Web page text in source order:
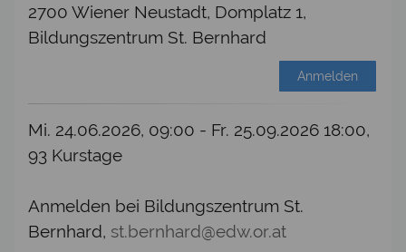
2700 Wiener Neustadt, Domplatz 1,
Bildungszentrum St. Bernhard
Anmelden
Mi. 24.06.2026, 09:00 - Fr. 25.09.2026 18:00,
93 Kurstage
Anmelden bei Bildungszentrum St.
Bernhard, st.bernhard@edw.or.at